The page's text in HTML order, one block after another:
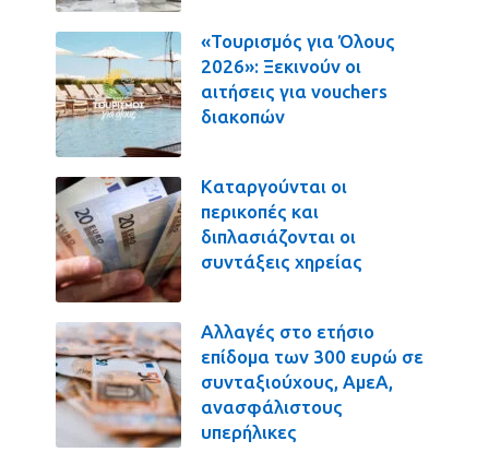
«Τουρισμός για Όλους
2026»: Ξεκινούν οι
αιτήσεις για vouchers
διακοπών
Καταργούνται οι
περικοπές και
διπλασιάζονται οι
συντάξεις χηρείας
Αλλαγές στο ετήσιο
επίδομα των 300 ευρώ σε
συνταξιούχους, ΑμεΑ,
ανασφάλιστους
υπερήλικες